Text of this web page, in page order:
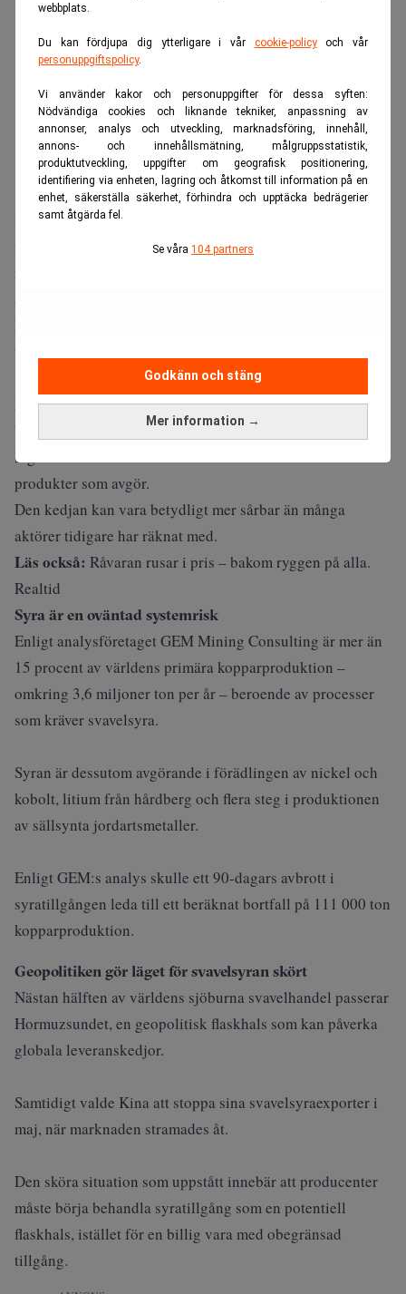
webbplats.
Du kan fördjupa dig ytterligare i vår cookie-policyoch vår
personuppgiftspolicy.
Vi använder kakor och personuppgifter för dessa syften:
Nödvändiga cookies och liknande tekniker, anpassning av
annonser, analys och utveckling, marknadsföring, innehåll,
annons- och innehållsmätning, målgruppsstatistik,
produktutveckling, uppgifter om geografisk positionering,
identifiering via enheten, lagring och åtkomst till information på en
enhet, säkerställa säkerhet, förhindra och upptäcka bedrägerier
samt åtgärda fel.
Se våra 104 partners
Mer information →
Godkänn och stäng
Efterfrågan på metaller som behövs för bilar, AI och
försvar har stigit snabbt.Hos branschen har det länge
funnits en oro för om gruvorna kan leverera tillräckligt för
att möta de ökande behoven.
Men det är inte mängden metall i marken som avgör
tillgången på marknaden.
Enligt rapportering frånMining.comär det stegen efter
brytningen – kemikalierna, processutrustningen och
logistiken – där råvaran kan förädlas till användbara
produkter som avgör.
Den kedjan kan vara betydligt mer sårbar än många
aktörer tidigare har räknat med.
Läs också: Råvaran rusar i pris – bakom ryggen på alla.
Realtid
Syra är en oväntad systemrisk
Enligt analysföretaget GEM Mining Consulting är mer än
15 procent av världens primära kopparproduktion –
omkring 3,6 miljoner ton per år – beroende av processer
som kräver svavelsyra.
Syran är dessutom avgörande i förädlingen av nickel och
kobolt, litium från hårdberg och flera steg i produktionen
av sällsynta jordartsmetaller.
Enligt GEM:s analys skulle ett 90-dagars avbrott i
syratillgången leda till ett beräknat bortfall på 111 000 ton
kopparproduktion.
Geopolitiken gör läget för svavelsyran skört
Nästan hälften av världens sjöburna svavelhandel passerar
Hormuzsundet, en geopolitisk flaskhals som kan påverka
globala leveranskedjor.
Samtidigt valde Kina att stoppa sina svavelsyraexporter i
maj, när marknaden stramades åt.
Den sköra situation som uppstått innebär att producenter
måste börja behandla syratillgång som en potentiell
flaskhals, istället för en billig vara med obegränsad
tillgång.